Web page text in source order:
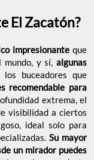
El Zacatón?
impresionante que
y sí, algunas
los buceadores que
recomendable para
extrema, el
visibilidad a ciertos
ideal solo para
Su mayor
un mirador puedes